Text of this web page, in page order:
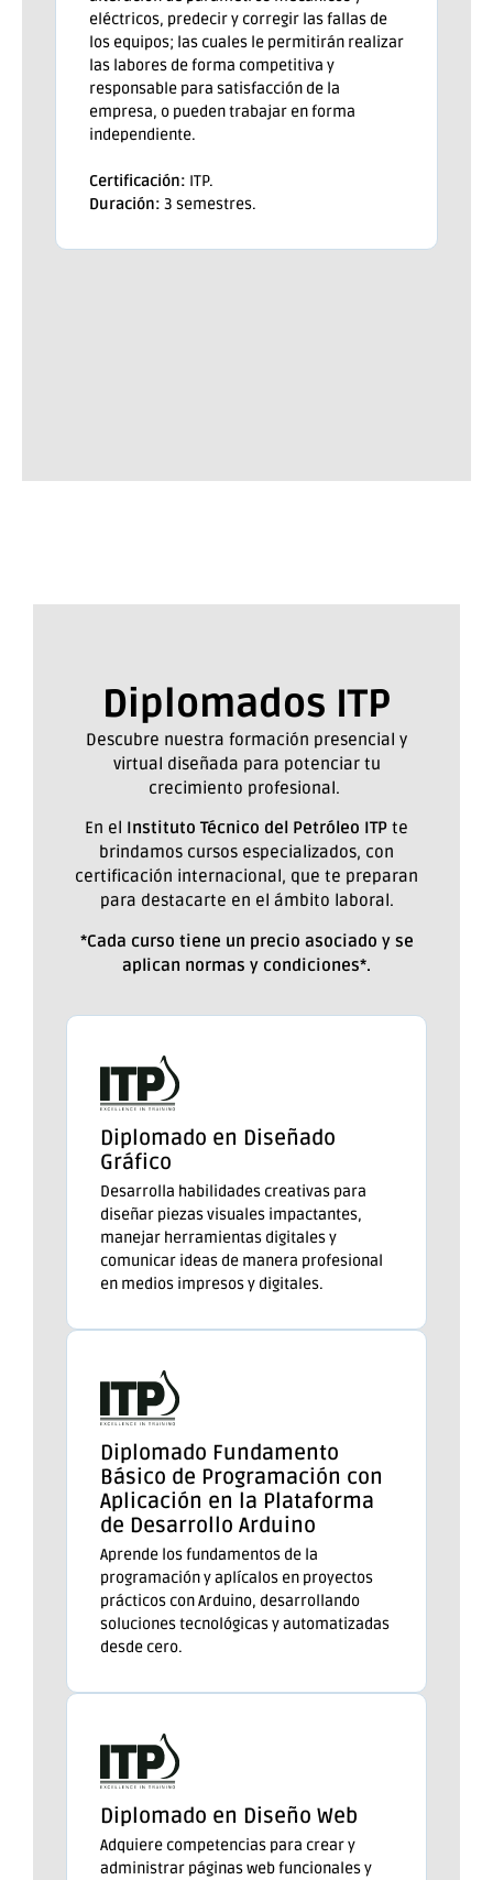
eléctricos, predecir y corregir las fallas de
los equipos; las cuales le permitirán realizar
las labores de forma competitiva y
responsable para satisfacción de la
empresa, o pueden trabajar en forma
independiente.
Certificación: ITP.
Duración: 3 semestres.
Diplomados ITP
Descubre nuestra formación presencial y
virtual diseñada para potenciar tu
crecimiento profesional.
En el Instituto Técnico del Petróleo ITP te
brindamos cursos especializados, con
certificación internacional, que te preparan
para destacarte en el ámbito laboral.
*Cada curso tiene un precio asociado y se
aplican normas y condiciones*.
Diplomado en Diseñado
Gráfico
Desarrolla habilidades creativas para
diseñar piezas visuales impactantes,
manejar herramientas digitales y
comunicar ideas de manera profesional
en medios impresos y digitales.
Diplomado Fundamento
Básico de Programación con
Aplicación en la Plataforma
de Desarrollo Arduino
Aprende los fundamentos de la
programación y aplícalos en proyectos
prácticos con Arduino, desarrollando
soluciones tecnológicas y automatizadas
desde cero.
Diplomado en Diseño Web
Adquiere competencias para crear y
administrar páginas web funcionales y